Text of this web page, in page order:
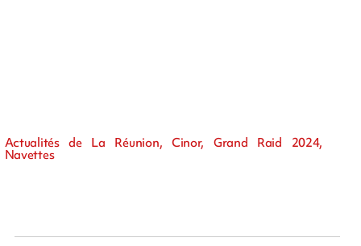
Actualités de La Réunion, Cinor, Grand Raid 2024,
Navettes